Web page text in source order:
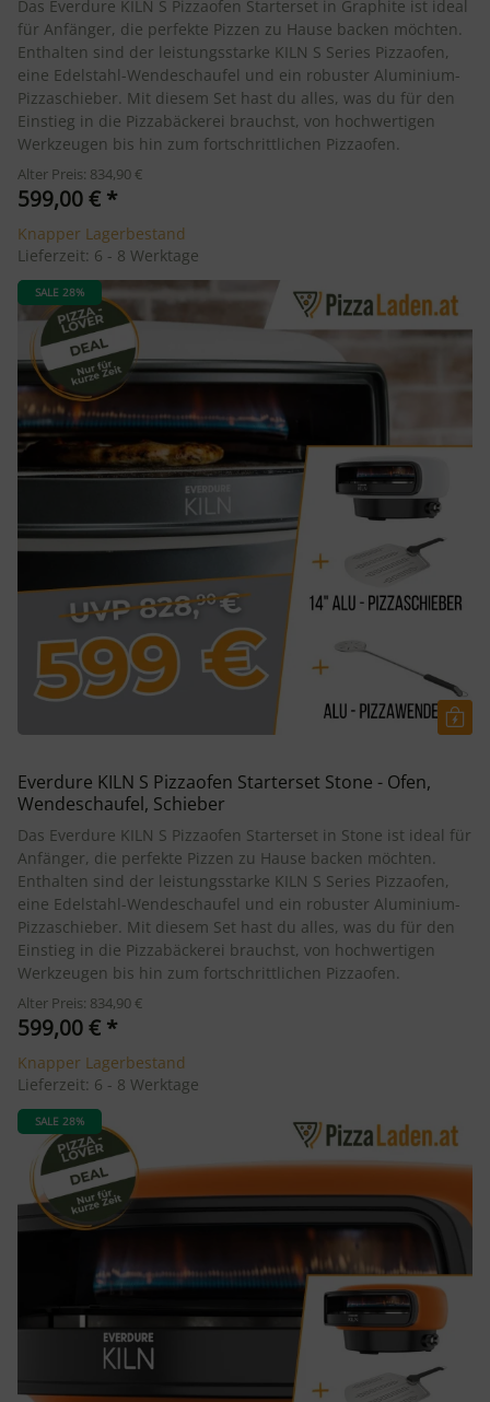
Das Everdure KILN S Pizzaofen Starterset in Graphite ist ideal
für Anfänger, die perfekte Pizzen zu Hause backen möchten.
Enthalten sind der leistungsstarke KILN S Series Pizzaofen,
eine Edelstahl-Wendeschaufel und ein robuster Aluminium-
Pizzaschieber. Mit diesem Set hast du alles, was du für den
Einstieg in die Pizzabäckerei brauchst, von hochwertigen
Werkzeugen bis hin zum fortschrittlichen Pizzaofen.
Alter Preis: 834,90 €
599,00 € *
Knapper Lagerbestand
Lieferzeit: 6 - 8 Werktage
SALE 28%
Everdure KILN S Pizzaofen Starterset Stone - Ofen,
Wendeschaufel, Schieber
Das Everdure KILN S Pizzaofen Starterset in Stone ist ideal für
Anfänger, die perfekte Pizzen zu Hause backen möchten.
Enthalten sind der leistungsstarke KILN S Series Pizzaofen,
eine Edelstahl-Wendeschaufel und ein robuster Aluminium-
Pizzaschieber. Mit diesem Set hast du alles, was du für den
Einstieg in die Pizzabäckerei brauchst, von hochwertigen
Werkzeugen bis hin zum fortschrittlichen Pizzaofen.
Alter Preis: 834,90 €
599,00 € *
Knapper Lagerbestand
Lieferzeit: 6 - 8 Werktage
SALE 28%